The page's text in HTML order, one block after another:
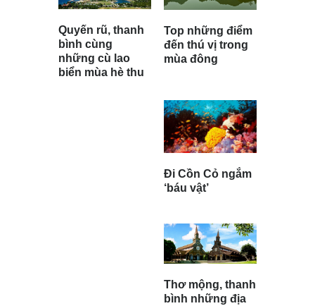
Quyến rũ, thanh
bình cùng
những cù lao
biển mùa hè thu
Top những điểm
đến thú vị trong
mùa đông
Đi Cồn Cỏ ngắm
‘báu vật’
Thơ mộng, thanh
bình những địa